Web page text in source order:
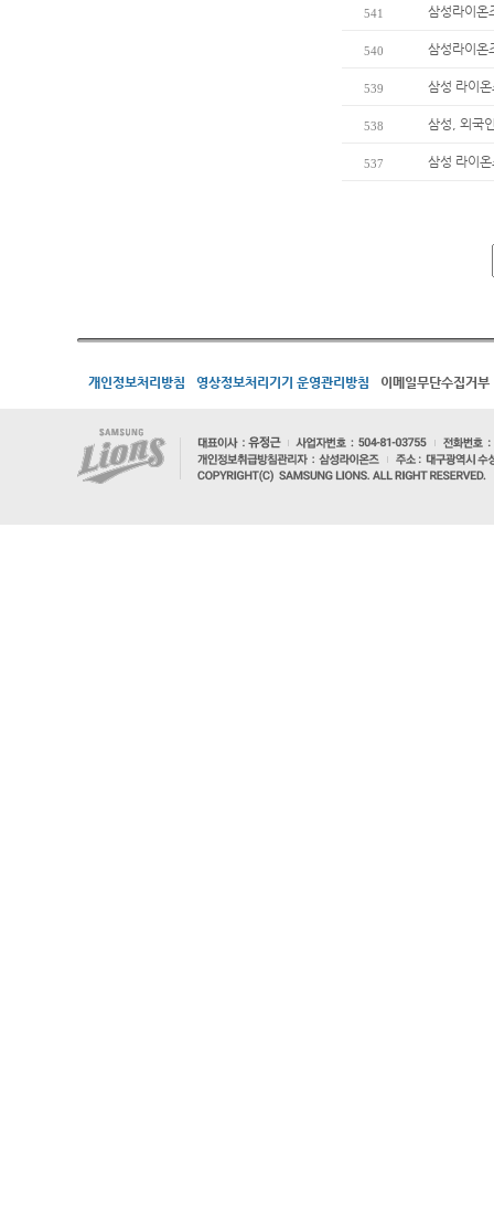
541 삼성라이온
540 삼성라이온
539 삼성 라이
538 삼성, 외국
537 삼성 라이
개인정보처리방침 영상정보처리기기 운영관리방침 이메일무단수집거부